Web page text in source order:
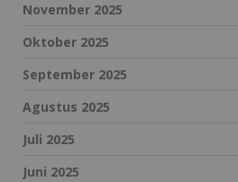
November 2025
Oktober 2025
September 2025
Agustus 2025
Juli 2025
Juni 2025